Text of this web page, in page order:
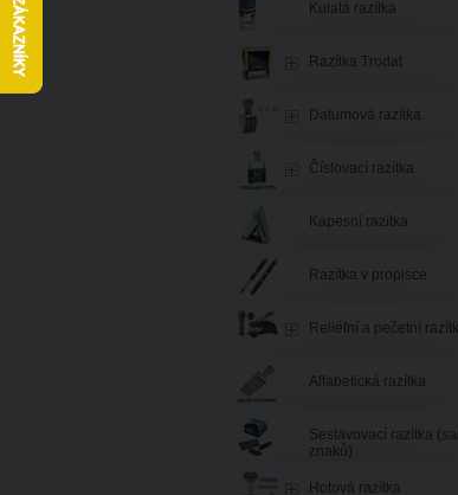
Kulatá razítka
Razítka Trodat
Datumová razítka
Číslovací razítka
Kapesní razítka
Razítka v propisce
Reliéfní a pečetní
Alfabetická razítka
Sestavovací razítka
znaků)
Hotová razítka